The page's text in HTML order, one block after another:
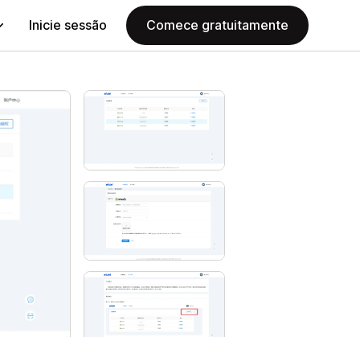
Inicie sessão Comece gratuitamente